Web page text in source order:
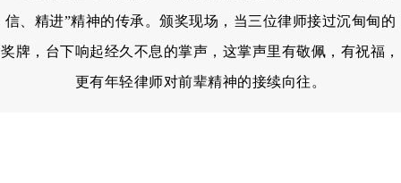
信、精进”精神的传承。颁奖现场，当三位律师接过沉甸甸的
奖牌，台下响起经久不息的掌声，这掌声里有敬佩，有祝福，
更有年轻律师对前辈精神的接续向往。